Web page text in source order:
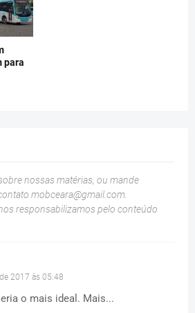
para
nossas matérias, ou mande
mobceara@gmail.com.
responsabilizamos pelo conteúdo
2017 às 05:48
o mais ideal. Mais...